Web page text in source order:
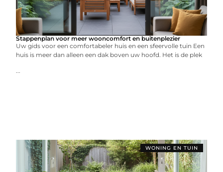
Stappenplan voor meer wooncomfort en buitenplezier
Uw gids voor een comfortabeler huis en een sfeervolle tuin Een
huis is meer dan alleen een dak boven uw hoofd. Het is de plek
...
WONING EN TUIN